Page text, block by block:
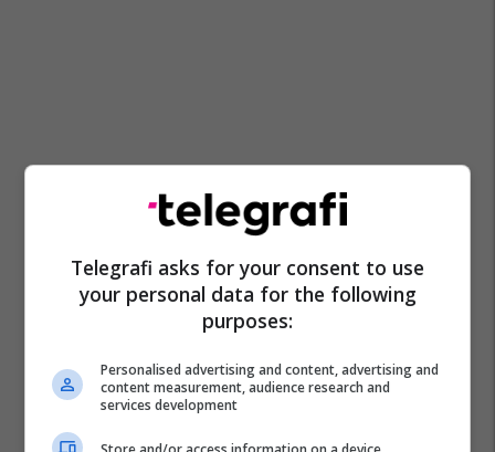
Telegrafi asks for your consent to use
your personal data for the following
purposes:
Personalised advertising and content, advertising and
content measurement, audience research and
services development